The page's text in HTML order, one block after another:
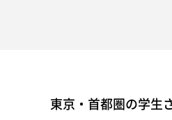
東京・首都圏の学生